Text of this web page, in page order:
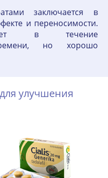
заключается в
и переносимости.
в течение
но хорошо
улучшения